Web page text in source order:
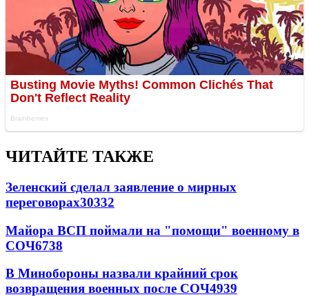
ЧИТАЙТЕ ТАКЖЕ
Зеленский сделал заявление о мирных
переговорах30332
Майора ВСП поймали на "помощи" военному в
СОЧ6738
В Минобороны назвали крайний срок
возвращения военных после СОЧ4939